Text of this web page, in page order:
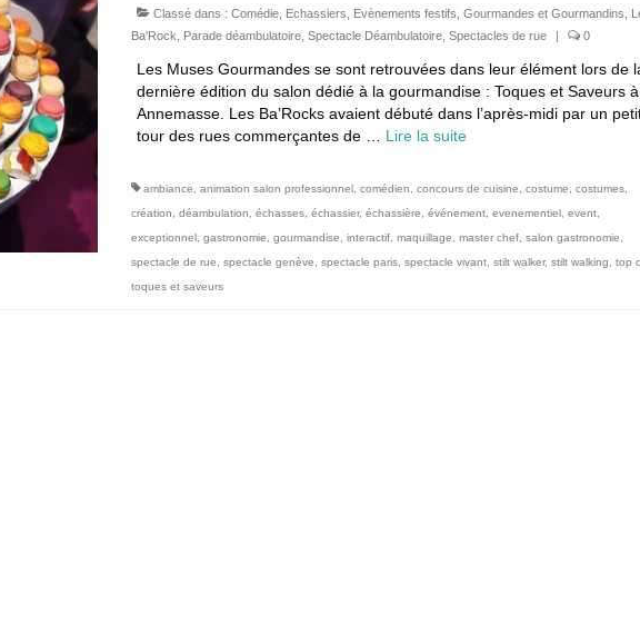
Classé dans : Comédie, Echassiers Evènements festifs Gourmandes et Gourmandins
Ba'Rock
Parade déambulatoire, Spectacle Déambulatoire, Spectacles de rue | 0
Les Muses Gourmandes se sont retrouvées dans leur élément lors de
dernière édition du salon dédié à la gourmandise : Toques et Saveurs à
Annemasse. Les Ba’Rocks avaient débuté dans l’après-midi par un
tour des rues commerçantes de … Lire la suite­­
ambiance animation salon professionnel, comédien concours de cuisine costume costumes,
création
déambulation échasses, échassier, échassière événement, evenementiel, event,
exceptionnel, gastronomie gourmandise interactif, maquillage master chef, salon gastronomie
spectacle de rue
spectacle genève spectacle paris, spectacle vivant, stilt walker, stilt walking top
toques et saveurs